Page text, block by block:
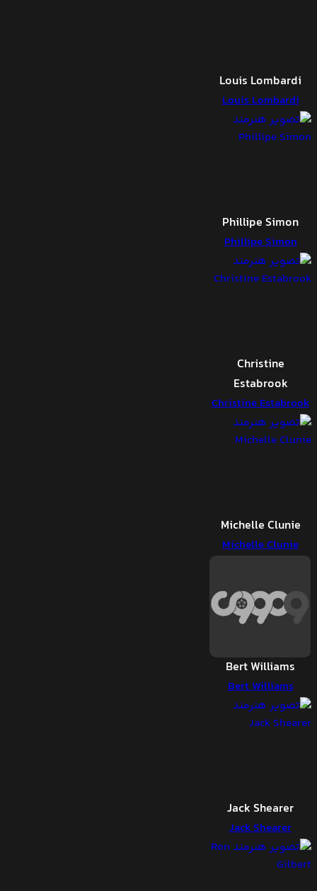
Louis Lombardi
Louis Lombardi
Phillipe Simon
Phillipe Simon
Christine
Estabrook
Christine Estabrook
Michelle Clunie
Michelle Clunie
Bert Williams
Bert Williams
Jack Shearer
Jack Shearer